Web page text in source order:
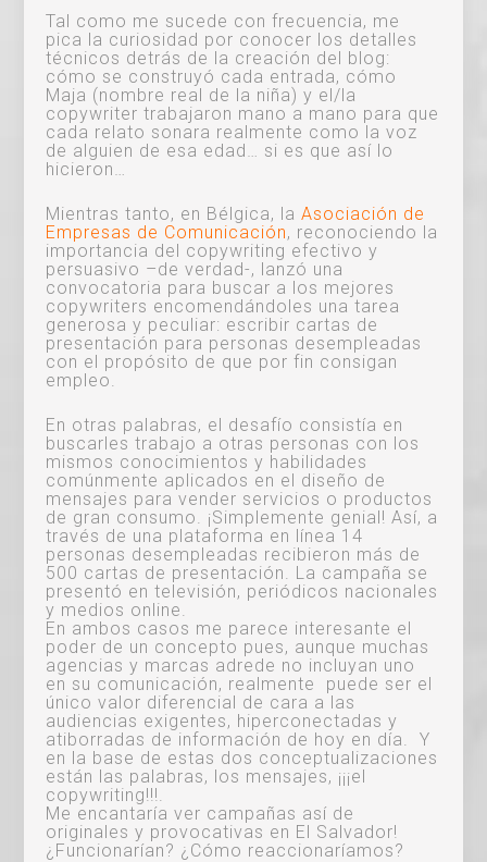
Tal como me sucede con frecuencia, me
pica la curiosidad por conocer los detalles
técnicos detrás de la creación del blog:
cómo se construyó cada entrada, cómo
Maja (nombre real de la niña) y el/la
copywriter trabajaron mano a mano para que
cada relato sonara realmente como la voz
de alguien de esa edad… si es que así lo
hicieron…
Mientras tanto, en Bélgica, laAsociación de
Empresas de Comunicación, reconociendo la
importancia del copywriting efectivo y
persuasivo –de verdad-, lanzó una
convocatoria para buscar a los mejores
copywriters encomendándoles una tarea
generosa y peculiar: escribir cartas de
presentación para personas desempleadas
con el propósito de que por fin consigan
empleo.
En otras palabras, el desafío consistía en
buscarles trabajo a otras personas con los
mismos conocimientos y habilidades
comúnmente aplicados en el diseño de
mensajes para vender servicios o productos
de gran consumo. ¡Simplemente genial! Así, a
través de una plataforma en línea 14
personas desempleadas recibieron más de
500 cartas de presentación. La campaña se
presentó en televisión, periódicos nacionales
y medios online.
En ambos casos me parece interesante el
poder de un concepto pues, aunque muchas
agencias y marcas adrede no incluyan uno
en su comunicación, realmente puede ser el
único valor diferencial de cara a las
audiencias exigentes, hiperconectadas y
atiborradas de información de hoy en día. Y
en la base de estas dos conceptualizaciones
están las palabras, los mensajes, ¡¡¡el
copywriting!!!.
Me encantaría ver campañas así de
originales y provocativas en El Salvador!
¿Funcionarían? ¿Cómo reaccionaríamos?